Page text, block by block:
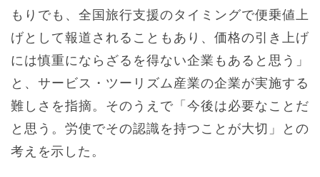
もりでも、全国旅行支援のタイミングで便乗値上
げとして報道されることもあり、価格の引き上げ
には慎重にならざるを得ない企業もあると思う」
と、サービス・ツーリズム産業の企業が実施する
難しさを指摘。そのうえで「今後は必要なことだ
と思う。労使でその認識を持つことが大切」との
考えを示した。